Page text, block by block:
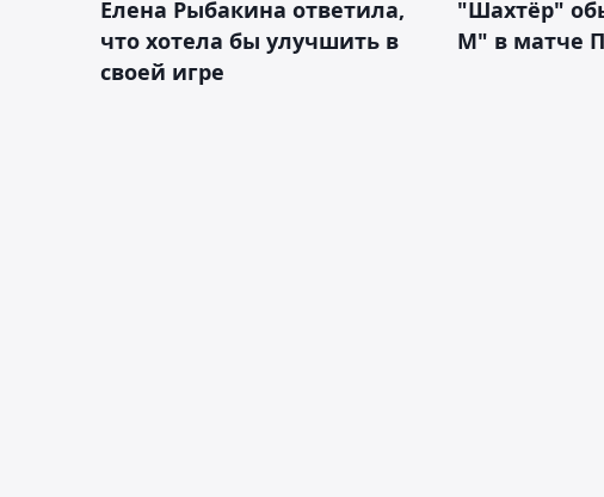
Елена Рыбакина ответила,
что хотела бы улучшить в
своей игре
"Шахтёр"
М" в матче